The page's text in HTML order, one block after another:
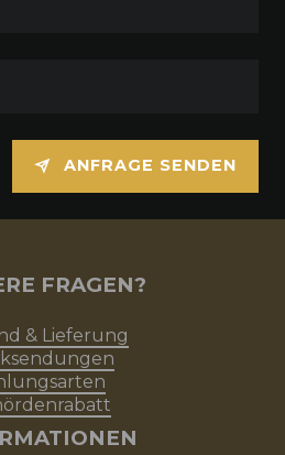
ANFRAGE SENDEN
FRAGEN?
& Lieferung